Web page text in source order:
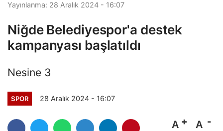
Yayınlanma: 28 Aralık 2024 - 16:07
Niğde Belediyespor'a destek
kampanyası başlatıldı
Nesine 3
SPOR 28 Aralık 2024 - 16:07
A A